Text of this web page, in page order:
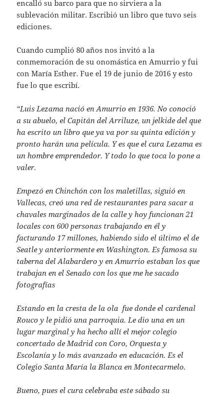
encalló su barco para que no sirviera a la
sublevación militar. Escribió un libro que tuvo seis
ediciones.
Cuando cumplió 80 años nos invitó a la
conmemoración de su onomástica en Amurrio y fui
con María Esther. Fue el 19 de junio de 2016 y esto
fue lo que escribí.
“Luis Lezama nació en Amurrio en 1936. No conoció
a su abuelo, el Capitán del Arriluze, un jelkide del que
ha escrito un libro que ya va por su quinta edición y
pronto harán una película. Y es que el cura Lezama es
un hombre emprendedor. Y todo lo que toca lo pone a
valer.
Empezó en Chinchón con los maletillas, siguió en
Vallecas, creó una red de restaurantes para sacar a
chavales marginados de la calle y hoy funcionan 21
locales con 600 personas trabajando en él y
facturando 17 millones, habiendo sido el último el de
Seatle y anteriormente en Washington. Es famosa su
taberna del Alabardero y en Amurrio estaban los que
trabajan en el Senado con los que me he sacado
fotografías
Estando en la cresta de la ola fue donde el cardenal
Rouco y le pidió una parroquia. Le dio una en un
lugar marginal y ha hecho allí el mejor colegio
concertado de Madrid con Coro, Orquesta y
Escolanía y lo más avanzado en educación. Es el
Colegio Santa María la Blanca en Montecarmelo.
Bueno, pues el cura celebraba este sábado su